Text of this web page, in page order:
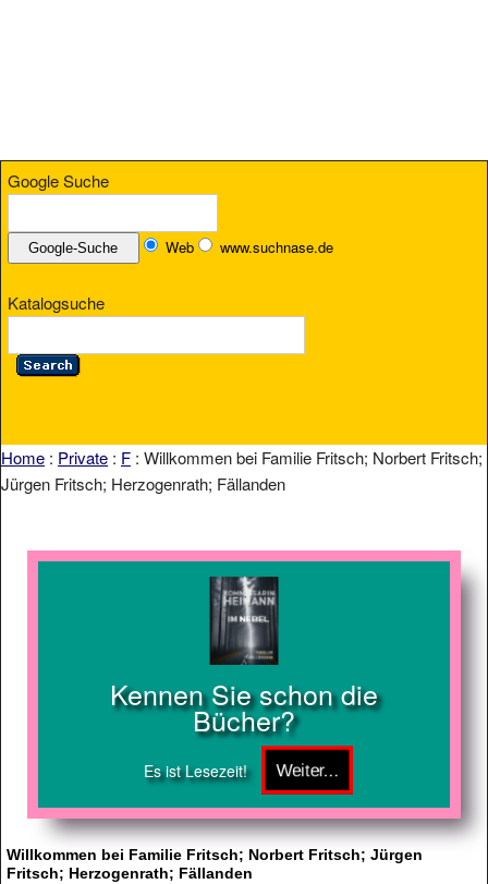
Google Suche
Web www.suchnase.de
Katalogsuche
Home : Private : F : Willkommen bei Familie Fritsch; Norbert Fritsch;
Jürgen Fritsch; Herzogenrath; Fällanden
Kennen Sie schon die
Bücher?
Es ist Lesezeit!
Willkommen bei Familie Fritsch; Norbert Fritsch; Jürgen
Fritsch; Herzogenrath; Fällanden